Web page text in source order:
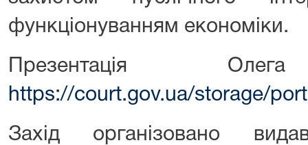
функціонуванням економіки.
Презентація Олега
https://court.gov.ua/storage/
Захід організовано